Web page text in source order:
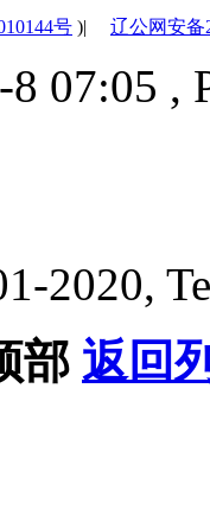
号 )| 辽公网安备
07:05 ,
2020,
部 返回